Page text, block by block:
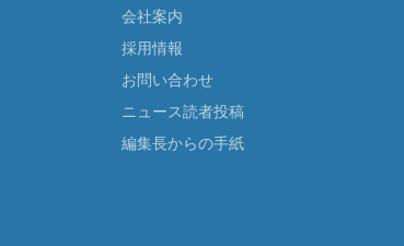
会社案内
採用情報
お問い合わせ
ニュース読者投稿
編集長からの手紙